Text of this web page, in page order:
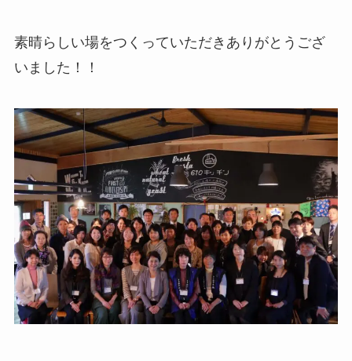
素晴らしい場をつくっていただきありがとうござ
いました！！